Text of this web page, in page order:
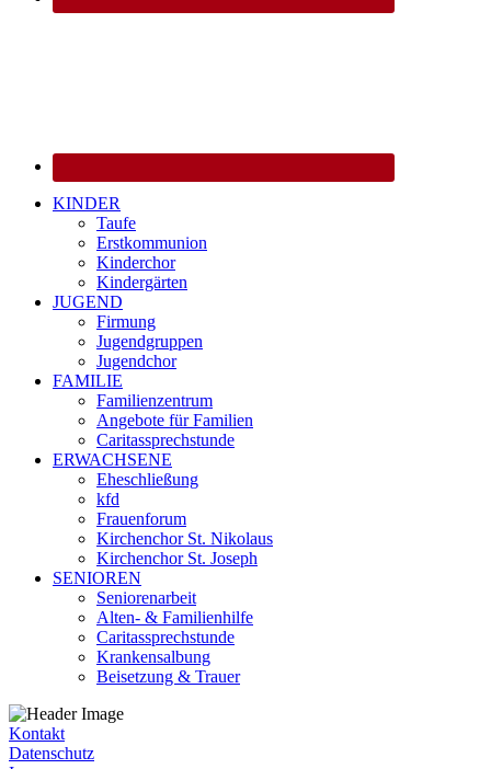
KINDER
Taufe
Erstkommunion
Kinderchor
Kindergärten
JUGEND
Firmung
Jugendgruppen
Jugendchor
FAMILIE
Familienzentrum
Angebote für Familien
Caritassprechstunde
ERWACHSENE
Eheschließung
kfd
Frauenforum
Kirchenchor St. Nikolaus
Kirchenchor St. Joseph
SENIOREN
Seniorenarbeit
Alten- & Familienhilfe
Caritassprechstunde
Krankensalbung
Beisetzung & Trauer
Kontakt
Datenschutz